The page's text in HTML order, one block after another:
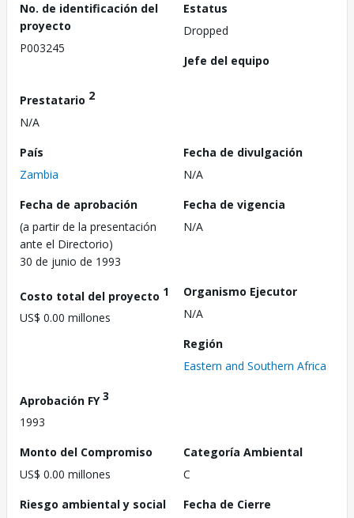
No. de identificación del
proyecto
P003245
Estatus
Dropped
Jefe del equipo
Prestatario 2
N/A
País
Zambia
Fecha de divulgación
N/A
Fecha de aprobación
(a partir de la presentación
ante el Directorio)
30 de junio de 1993
Fecha de vigencia
N/A
Costo total del proyecto 1
US$ 0.00 millones
Organismo Ejecutor
N/A
Región
Eastern and Southern Africa
Aprobación FY3
1993
Monto del Compromiso
US$ 0.00 millones
Categoría Ambiental
C
Riesgo ambiental y social
Fecha de Cierre